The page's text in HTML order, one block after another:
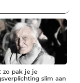
zo pak je je
slim aan